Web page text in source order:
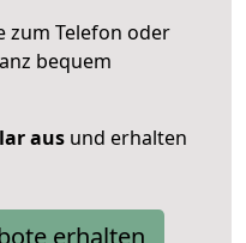
zum Telefon oder
bequem
aus und erhalten
erhalten